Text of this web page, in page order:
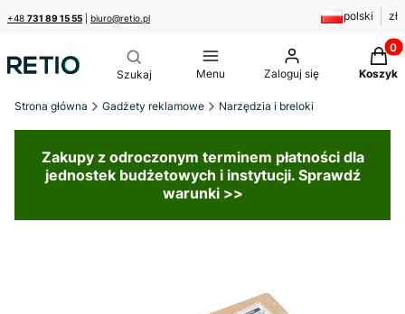
+48 731 89 15 55 biuro@retio.pl polski zł
Menu Zaloguj się Koszyk
Strona główna Gadżety reklamowe Narzędzia i breloki
Zakupy z odroczonym terminem płatności dla
jednostek budżetowych i instytucji. Sprawdź
warunki >>